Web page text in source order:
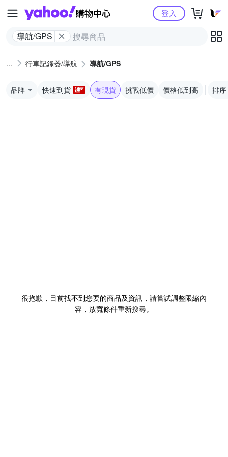
Yahoo購物中心
導航/GPS
登入
行車記錄器/導航 導航/GPS
品牌 快速到貨 有現貨 挑戰低價 價格低到高 排序
很抱歉，目前找不到您要的商品及資訊，請嘗試調整限縮內
容，放寬條件重新搜尋。